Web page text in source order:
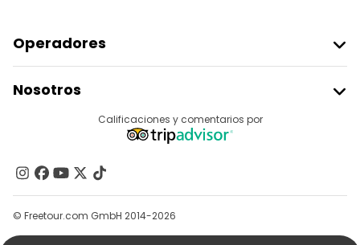
Operadores
Acceder Como Proveedor
Programa De Afiliados
Nosotros
Contacto
Grupos
Ayuda
Calificaciones y comentarios por
© Freetour.com GmbH 2014-2026